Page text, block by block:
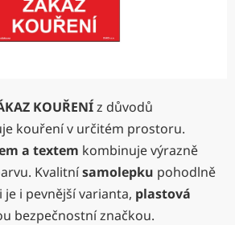
KOUŘENÍz důvodů
kouření v určitém prostoru.
a textem kombinuje výrazně
Kvalitnísamolepku pohodlně
i pevnější varianta, plastová
bezpečnostní značkou.